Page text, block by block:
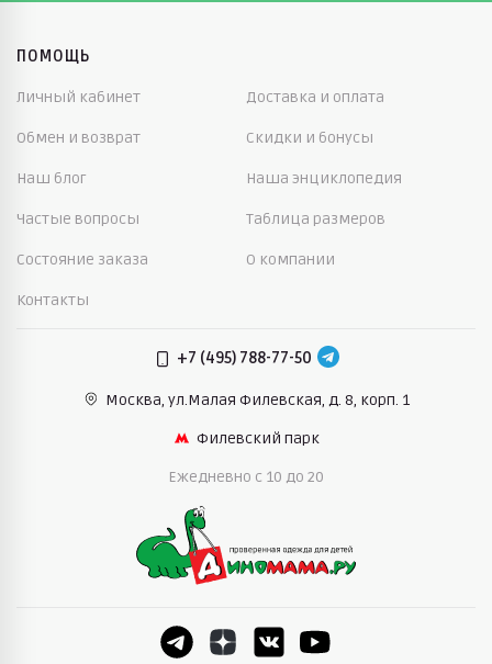
ПОМОЩЬ
Личный кабинет Доставка и оплата
Обмен и возврат Скидки и бонусы
Наш блог Наша энциклопедия
Частые вопросы Таблица размеров
Состояние заказа О компании
Контакты
+7 (495) 788-77-50
Москва, ул.Малая Филевская, д. 8, корп. 1
Филевский парк
Ежедневно c 10 до 20